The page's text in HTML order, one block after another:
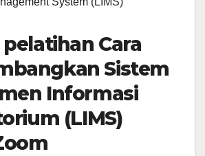
pelatihan Cara
Sistem
Informasi
(LIMS)